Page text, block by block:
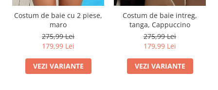
Costum de baie cu 2 piese,
maro
275,99 Lei
179,99 Lei
VEZI VARIANTE
Costum de baie intreg,
tanga, Cappuccino
275,99 Lei
179,99 Lei
VEZI VARIANTE